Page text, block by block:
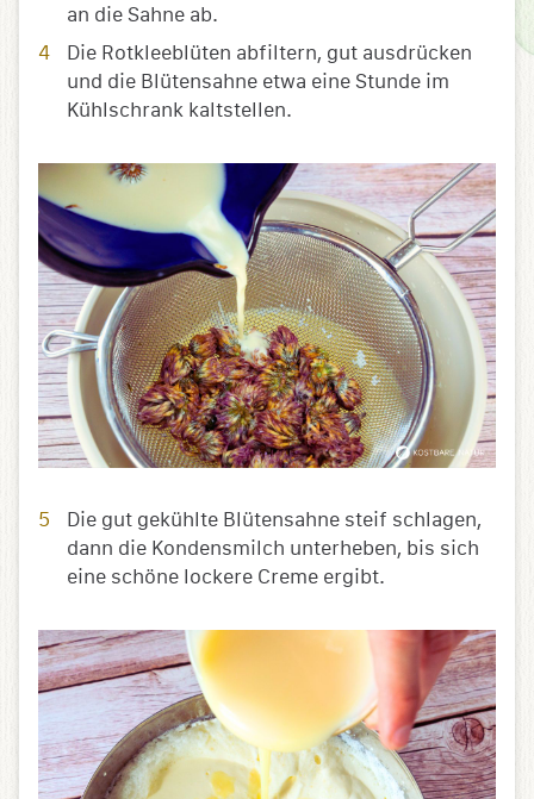
an die Sahne ab.
Die Rotkleeblüten abfiltern, gut ausdrücken
und die Blütensahne etwa eine Stunde im
Kühlschrank kaltstellen.
Die gut gekühlte Blütensahne steif schlagen,
dann die Kondensmilch unterheben, bis sich
eine schöne lockere Creme ergibt.